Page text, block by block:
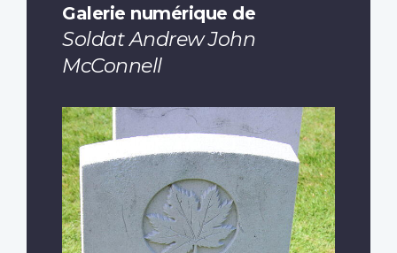
Galerie numérique de
Soldat Andrew John
McConnell